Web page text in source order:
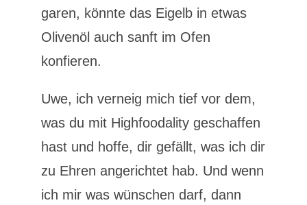
garen, könnte das Eigelb in etwas
Olivenöl auch sanft im Ofen
konfieren.
Uwe, ich verneig mich tief vor dem,
was du mit Highfoodality geschaffen
hast und hoffe, dir gefällt, was ich dir
zu Ehren angerichtet hab. Und wenn
ich mir was wünschen darf, dann